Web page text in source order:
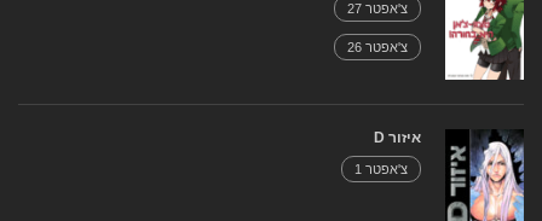
צ'אפטר 27
צ'אפטר 26
איזור D
צ'אפטר 1